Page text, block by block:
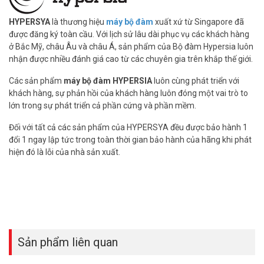
(028) 35 166 166 – (028) 3962 5555 – (024) 6256 1111 – (024)
3273 6666để được hỗ trợ giá tốt nhất.
Tham khảo các kênh thông tin khác tại Vuhoangtelecom:
– Facebook:
https://www.facebook.com/vuhoangtelecom/
– Youtube:https://www.youtube.com/c/VuhoangTVChannel
– Google Plus:https://plus.google.com/u/0/+VuhoangTelecom46
HYPERSYAlà thương hiệu máy bộ đàm xuất xứ từ Singapore đã
được đăng ký toàn cầu. Với lịch sử lâu dài phục vụ các khách hàng
ở Bắc Mỹ, châu Âu và châu Á, sản phẩm của Bộ đàm Hypersia luôn
nhận được nhiều đánh giá cao từ các chuyên gia trên khắp thế giới.
Các sản phẩm máy bộ đàm HYPERSIAluôn cùng phát triển với
khách hàng, sự phản hồi của khách hàng luôn đóng một vai trò to
lớn trong sự phát triển cả phần cứng và phần mềm.
Đối với tất cả các sản phẩm của HYPERSYA đều được bảo hành 1
đổi 1 ngay lập tức trong toàn thời gian bảo hành của hãng khi phát
hiện đó là lỗi của nhà sản xuất.
Sản phẩm liên quan